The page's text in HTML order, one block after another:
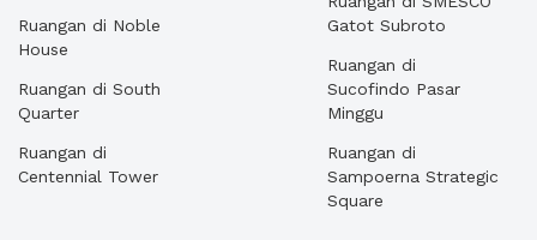
Ruangan di Noble
House
Ruangan di South
Quarter
Ruangan di
Centennial Tower
Gatot Subroto
Ruangan di
Sucofindo Pasar
Minggu
Ruangan di
Sampoerna Strategic
Square